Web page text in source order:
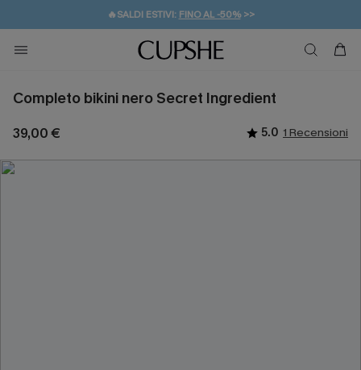
🔥SALDI ESTIVI: FINO AL -50%>>
🚚SPEDIZIONE GRATUITA DA 49€
💌REGALO PER I NUOVI: 20% DI SCONTO*
Completo bikini nero Secret Ingredient
39,00 € 5.0 1 Recensioni